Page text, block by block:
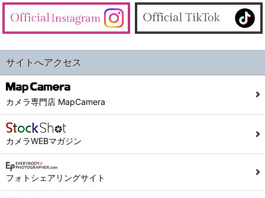
サイトへアクセス
カメラ専門店 MapCamera
カメラWEBマガジン
フォトシェアリングサイト